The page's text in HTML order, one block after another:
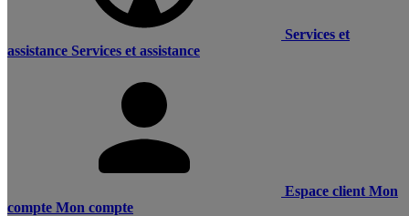
Services et
assistance Services et assistance
Espace client Mon
compte Mon compte